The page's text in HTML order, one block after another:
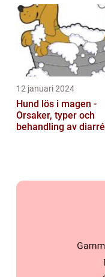
12 januari 2024
Hund lös i magen -
Orsaker, typer och
behandling av